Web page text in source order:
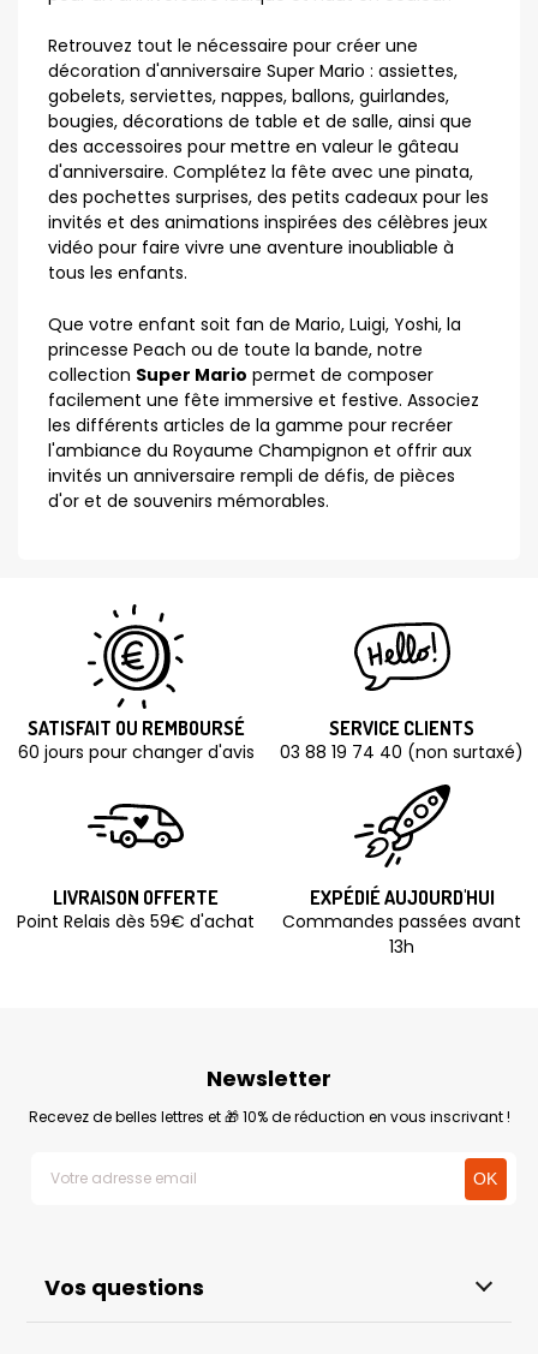
Retrouvez tout le nécessaire pour créer une
décoration d'anniversaire Super Mario : assiettes,
gobelets, serviettes, nappes, ballons, guirlandes,
bougies, décorations de table et de salle, ainsi que
des accessoires pour mettre en valeur le gâteau
d'anniversaire. Complétez la fête avec une pinata,
des pochettes surprises, des petits cadeaux pour les
invités et des animations inspirées des célèbres jeux
vidéo pour faire vivre une aventure inoubliable à
tous les enfants.
Que votre enfant soit fan de Mario, Luigi, Yoshi, la
princesse Peach ou de toute la bande, notre
collection Super Mario permet de composer
facilement une fête immersive et festive. Associez
les différents articles de la gamme pour recréer
l'ambiance du Royaume Champignon et offrir aux
invités un anniversaire rempli de défis, de pièces
d'or et de souvenirs mémorables.
SATISFAIT OU REMBOURSÉ
60 jours pour changer d'avis
SERVICE CLIENTS
03 88 19 74 40 (non surtaxé)
LIVRAISON OFFERTE
Point Relais dès 59€ d'achat
EXPÉDIÉ AUJOURD'HUI
Commandes passées avant
13h
Vos questions
Newsletter
Recevez de belles lettres et 🎁 10% de réduction en vous inscrivant !